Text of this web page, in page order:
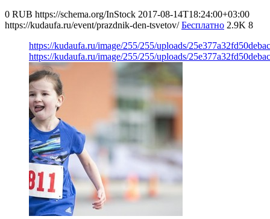
0 RUB https://schema.org/InStock 2017-08-14T18:24:00+03:00
https://kudaufa.ru/event/prazdnik-den-tsvetov/ Бесплатно 2.9K 8
https://kudaufa.ru/image/255/255/uploads/
https://kudaufa.ru/image/255/255/uploads/